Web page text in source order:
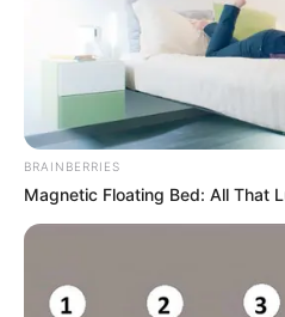
BRAINBERRIES
Magnetic Floating Bed: All That